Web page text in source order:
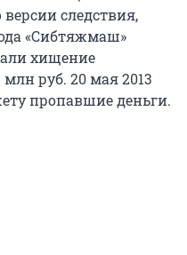
следствия,
«Сибтяжмаш»
хищение
руб. 20 мая 2013
пропавшие деньги.